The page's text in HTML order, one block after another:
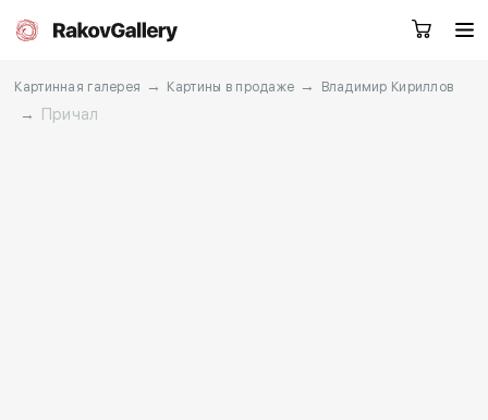
Картинная галерея → Картины в продаже → Владимир Кириллов
→ Причал